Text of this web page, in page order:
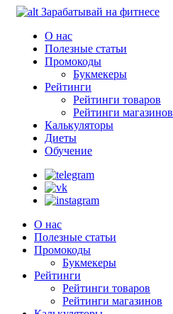
Зарабатывай на фитнесе
О нас
Полезные статьи
Промокоды
Букмекеры
Рейтинги
Рейтинги товаров
Рейтинги магазинов
Калькуляторы
Диеты
Обучение
О нас
Полезные статьи
Промокоды
Букмекеры
Рейтинги
Рейтинги товаров
Рейтинги магазинов